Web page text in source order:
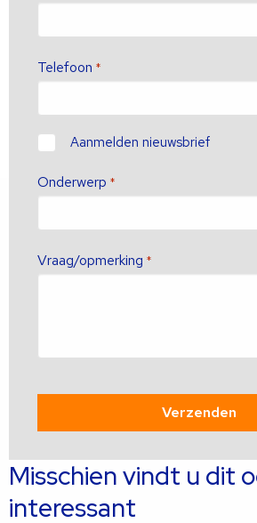
Telefoon *
ContactAanmelden nieuwsbrief
Onderwerp *
Vraag/opmerking *
Misschien vindt u dit
interessant